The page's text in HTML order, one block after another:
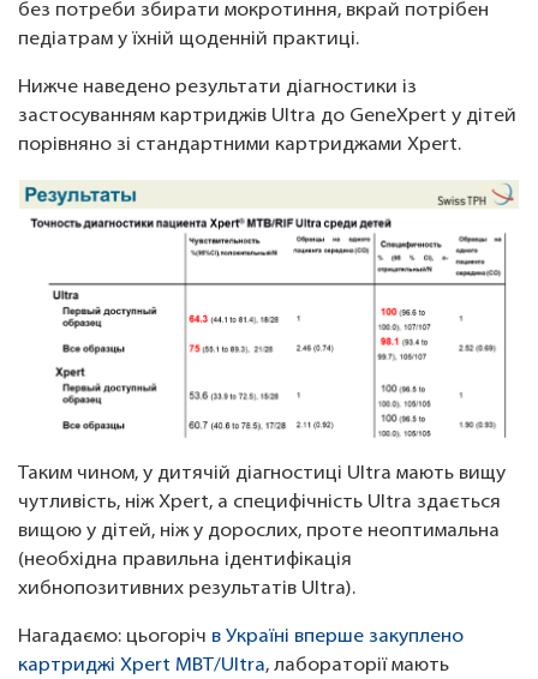
без потреби збирати мокротиння, вкрай потрібен
педіатрам у їхній щоденній практиці.
Нижче наведено результати діагностики із
застосуванням картриджів Ultra до GeneXpert у дітей
порівняно зі стандартними картриджами Xpert.
Таким чином, у дитячій діагностиці Ultra мають вищу
чутливість, ніж Xpert, а специфічність Ultra здається
вищою у дітей, ніж у дорослих, проте неоптимальна
(необхідна правильна ідентифікація
хибнопозитивних результатів Ultra).
Нагадаємо: цьогоріч в Україні вперше закуплено
картриджі Xpert MBT/Ultra, лабораторії мають